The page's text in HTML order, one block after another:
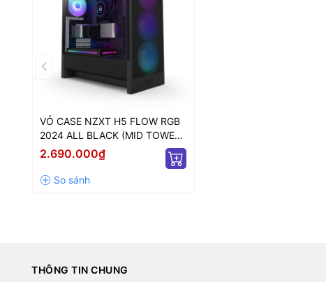
VỎ CASE NZXT H5 FLOW RGB
2024 ALL BLACK (MID TOWER/
MÀU ĐEN)
2.690.000₫
THÔNG TIN CHUNG